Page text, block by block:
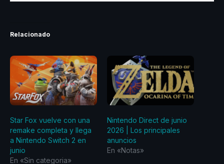
Relacionado
Star Fox vuelve con una
remake completa y llega
a Nintendo Switch 2 en
junio
En «Sin categoria»
Nintendo Direct de junio
2026 | Los principales
anuncios
En «Notas»